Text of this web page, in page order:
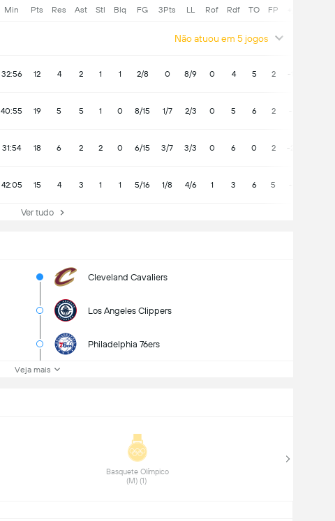
Min Pts Res Ast Stl Blq FG 3Pts LL Rof Rdf TO FP
Não atuou em 5 jogos
32:56 12 4 2 1 1 2/8 0 8/9 0 4 5 2 -19
40:55 19 5 5 1 0 8/15 1/7 2/3 0 5 6 2
31:54 18 6 2 2 0 6/15 3/7 3/3 0 6 0 2 -22
42:05 15 4 3 1 1 5/16 1/8 4/6 1 3 6 5
Ver tudo
Cleveland Cavaliers
Los Angeles Clippers
Philadelphia 76ers
Veja mais
Basquete Olímpico
(M) (1)